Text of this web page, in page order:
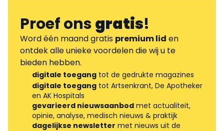
Proef onsgratis!
Word één maand gratis premium lid en
ontdek alle unieke voordelen die wij u te
bieden hebben.
digitale toegang tot de gedrukte magazines
digitale toegang tot Artsenkrant, De Apotheker
en AK Hospitals
gevarieerd nieuwsaanbod met actualiteit,
opinie, analyse, medisch nieuws & praktijk
dagelijkse newsletter met nieuws uit de